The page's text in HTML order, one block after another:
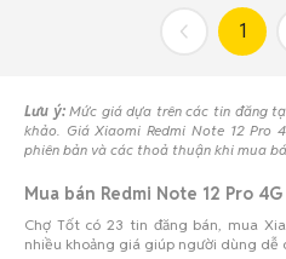
1
Lưu ý:Mức giá dựa trên các tin đăng
khảo. Giá Xiaomi Redmi Note 12 Pro
phiên bản và các thoả thuận khi mua
Mua bán Redmi Note 12 Pro 4G
Chợ Tốt có 23 tin đăng bán, mua
nhiều khoảng giá giúp người dùng dễ